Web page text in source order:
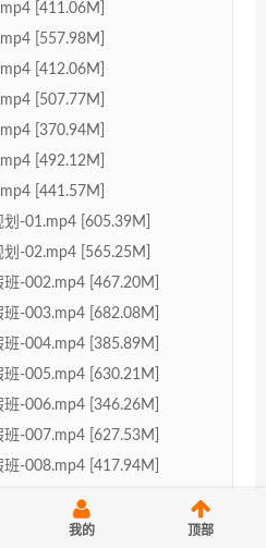
[411.06M]
[557.98M]
[412.06M]
[507.77M]
[370.94M]
[492.12M]
[441.57M]
-01.mp4 [605.39M]
-02.mp4 [565.25M]
-002.mp4 [467.20M]
-003.mp4 [682.08M]
-004.mp4 [385.89M]
-005.mp4 [630.21M]
-006.mp4 [346.26M]
-007.mp4 [627.53M]
-008.mp4 [417.94M]
班-009.mp4 [548.84M]
班-010.mp4 [498.55M]
我的 顶部